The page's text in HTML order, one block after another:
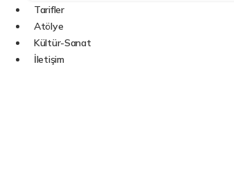
Tarifler
Atölye
Kültür-Sanat
İletişim